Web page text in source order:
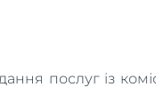
послуг із